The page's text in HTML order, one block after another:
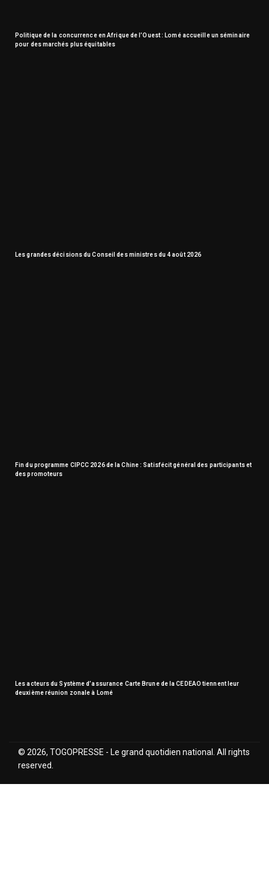
Politique de la concurrence en Afrique de l’Ouest : Lomé accueille un séminaire
pour des marchés plus équitables
Les grandes décisions du Conseil des ministres du 4 août 2026
Fin du programme CIPCC 2026 de la Chine : Satisfécit général des participants et
des promoteurs
Les acteurs du Système d’assurance Carte Brune de la CEDEAO tiennent leur
deuxième réunion zonale à Lomé
© 2026, TOGOPRESSE - Le grand quotidien national. All rights
reserved.